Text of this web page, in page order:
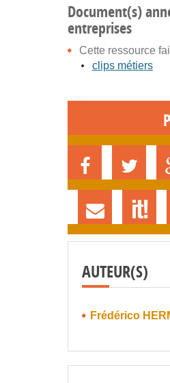
Document(s)
entreprises
Cette ressource
clips métiers
AUTEUR(S)
Frédérico